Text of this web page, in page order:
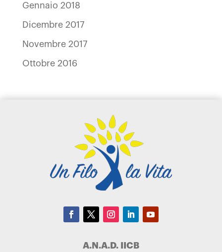
Gennaio 2018
Dicembre 2017
Novembre 2017
Ottobre 2016
A.N.A.D. IICB